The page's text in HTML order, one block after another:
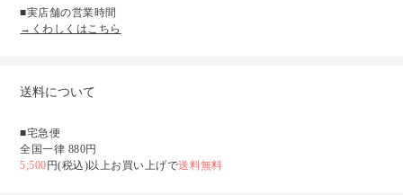
■実店舗の営業時間
→くわしくはこちら
送料について
■宅急便
全国一律 880円
5,500円(税込)以上お買い上げで送料無料